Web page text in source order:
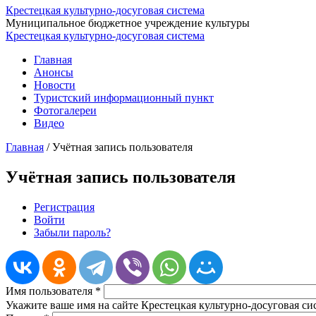
Крестецкая культурно-досуговая система
Муниципальное бюджетное учреждение культуры
Крестецкая культурно-досуговая система
Главная
Анонсы
Новости
Туристский информационный пункт
Фотогалереи
Видео
Главная /Учётная запись пользователя
Учётная запись пользователя
Главные вкладки
Регистрация
Войти
Забыли пароль?
Имя пользователя *
Укажите ваше имя на сайте Крестецкая культурно-досуговая